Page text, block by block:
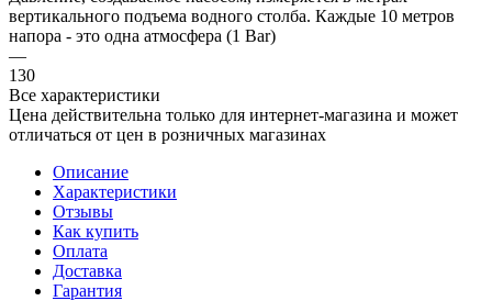
вертикального подъема водного столба. Каждые 10 метров
напора - это одна атмосфера (1 Bar)
—
130
Все характеристики
Цена действительна только для интернет-магазина и может
отличаться от цен в розничных магазинах
Описание
Характеристики
Отзывы
Как купить
Оплата
Доставка
Гарантия